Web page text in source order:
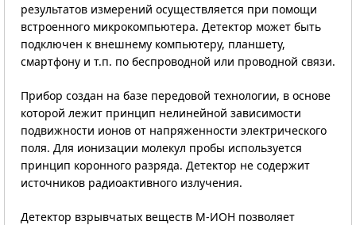
результатов измерений осуществляется при помощи
встроенного микрокомпьютера. Детектор может быть
подключен к внешнему компьютеру, планшету,
смартфону и т.п. по беспроводной или проводной связи.
Прибор создан на базе передовой технологии, в основе
которой лежит принцип нелинейной зависимости
подвижности ионов от напряженности электрического
поля. Для ионизации молекул пробы используется
принцип коронного разряда. Детектор не содержит
источников радиоактивного излучения.
Детектор взрывчатых веществ М-ИОН позволяет